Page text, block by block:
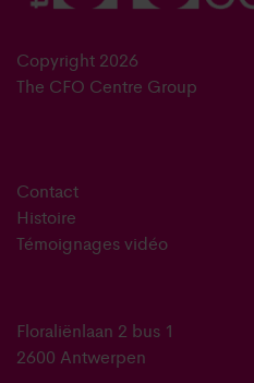
Copyright 2026
The CFO Centre Group
Contact
Histoire
Témoignages vidéo
Floraliënlaan 2 bus 1
2600 Antwerpen